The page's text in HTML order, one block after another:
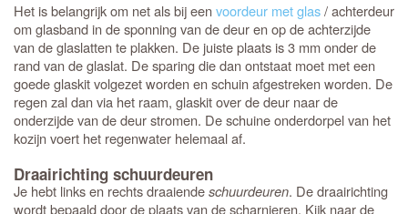
Het is belangrijk om net als bij eenvoordeur met glas/ achterdeur
om glasband in de sponning van de deur en op de achterzijde
van de glaslatten te plakken. De juiste plaats is 3 mm onder de
rand van de glaslat. De sparing die dan ontstaat moet met een
goede glaskit volgezet worden en schuin afgestreken worden. De
regen zal dan via het raam, glaskit over de deur naar de
onderzijde van de deur stromen. De schuine onderdorpel van het
kozijn voert het regenwater helemaal af.
Draairichting schuurdeuren
Je hebt links en rechts draaiendeschuurdeuren. De draairichting
wordt bepaald door de plaats van de scharnieren. Kijk naar de